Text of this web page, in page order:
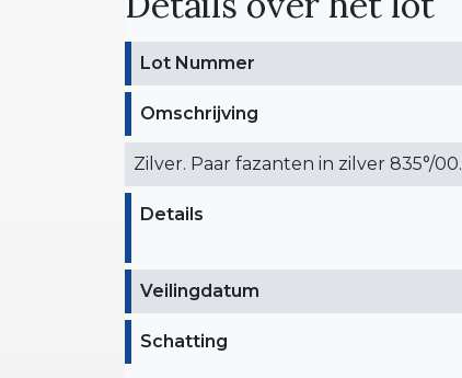
Lot Nummer
Omschrijving
Zilver. Paar fazanten in zilver 835°/00.
Details
Veilingdatum
Schatting